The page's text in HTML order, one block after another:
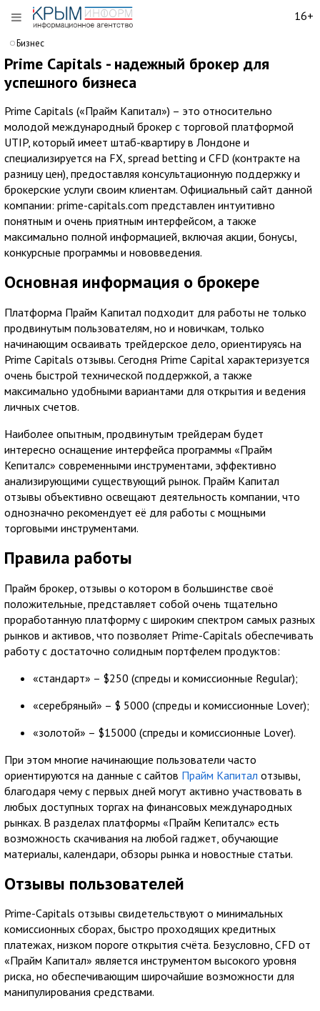
16+
Бизнес
Prime Capitals - надежный брокер для
успешного бизнеса
Prime Capitals («Прайм Капитал») – это относительно
молодой международный брокер с торговой платформой
UTIP, который имеет штаб-квартиру в Лондоне и
специализируется на FX, spread betting и CFD (контракте на
разницу цен), предоставляя консультационную поддержку и
брокерские услуги своим клиентам. Официальный сайт данной
компании: prime-capitals.com представлен интуитивно
понятным и очень приятным интерфейсом, а также
максимально полной информацией, включая акции, бонусы,
конкурсные программы и нововведения.
Основная информация о брокере
Платформа Прайм Капитал подходит для работы не только
продвинутым пользователям, но и новичкам, только
начинающим осваивать трейдерское дело, ориентируясь на
Prime Capitals отзывы. Сегодня Prime Capital характеризуется
очень быстрой технической поддержкой, а также
максимально удобными вариантами для открытия и ведения
личных счетов.
Наиболее опытным, продвинутым трейдерам будет
интересно оснащение интерфейса программы «Прайм
Кепиталс» современными инструментами, эффективно
анализирующими существующий рынок. Прайм Капитал
отзывы объективно освещают деятельность компании, что
однозначно рекомендует её для работы с мощными
торговыми инструментами.
Правила работы
Прайм брокер, отзывы о котором в большинстве своё
положительные, представляет собой очень тщательно
проработанную платформу с широким спектром самых разных
рынков и активов, что позволяет Prime-Capitals обеспечивать
работу с достаточно солидным портфелем продуктов:
«стандарт» – $250 (спреды и комиссионные Regular);
«серебряный» – $ 5000 (спреды и комиссионные Lover);
«золотой» – $15000 (спреды и комиссионные Lover).
При этом многие начинающие пользователи часто
ориентируются на данные с сайтов Прайм Капитал отзывы,
благодаря чему с первых дней могут активно участвовать в
любых доступных торгах на финансовых международных
рынках. В разделах платформы «Прайм Кепиталс» есть
возможность скачивания на любой гаджет, обучающие
материалы, календари, обзоры рынка и новостные статьи.
Отзывы пользователей
Prime-Capitals отзывы свидетельствуют о минимальных
комиссионных сборах, быстро проходящих кредитных
платежах, низком пороге открытия счёта. Безусловно, CFD от
«Прайм Капитал» является инструментом высокого уровня
риска, но обеспечивающим широчайшие возможности для
манипулирования средствами.